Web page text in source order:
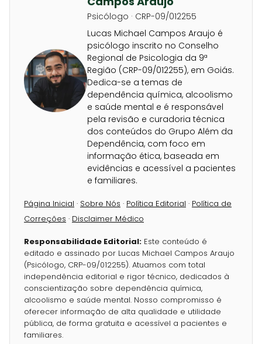
Psicólogo · CRP-09/012255
Lucas Michael Campos Araujo é
psicólogo inscrito no Conselho
Regional de Psicologia da 9ª
Região (CRP-09/012255), em Goiás.
Dedica-se a temas de
dependência química, alcoolismo
e saúde mental e é responsável
pela revisão e curadoria técnica
dos conteúdos do Grupo Além da
Dependência, com foco em
informação ética, baseada em
evidências e acessível a pacientes
e familiares.
Página Inicial · Sobre Nós · Política Editorial · Política de
Correções · Disclaimer Médico
Responsabilidade Editorial: Este conteúdo é
editado e assinado por Lucas Michael Campos Araujo
(Psicólogo, CRP-09/012255). Atuamos com total
independência editorial e rigor técnico, dedicados à
conscientização sobre dependência química,
alcoolismo e saúde mental. Nosso compromisso é
oferecer informação de alta qualidade e utilidade
pública, de forma gratuita e acessível a pacientes e
familiares.